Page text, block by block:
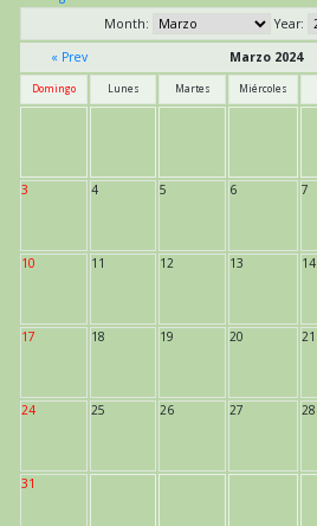
Month:
Year:
« Prev
Marzo 2024
Domingo Lunes Martes Miércoles
3 4 5 6 7
10 11 12 13 14
17 18 19 20 21
24 25 26 27 28
31